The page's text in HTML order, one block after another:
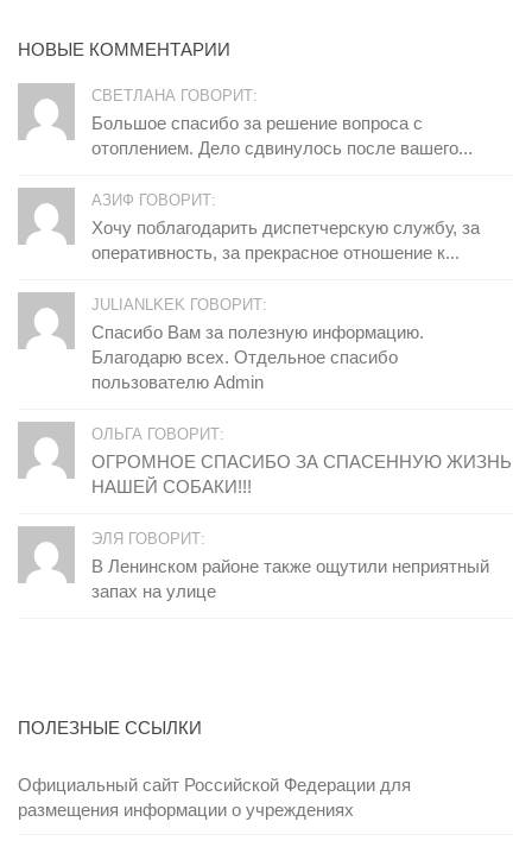
НОВЫЕ КОММЕНТАРИИ
СВЕТЛАНА ГОВОРИТ:
Большое спасибо за решение вопроса с
отоплением. Дело сдвинулось после вашего...
АЗИФ ГОВОРИТ:
Хочу поблагодарить диспетчерскую службу, за
оперативность, за прекрасное отношение к...
JULIANLKEK ГОВОРИТ:
Спасибо Вам за полезную информацию.
Благодарю всех. Отдельное спасибо
пользователю Admin
ОЛЬГА ГОВОРИТ:
ОГРОМНОЕ СПАСИБО ЗА СПАСЕННУЮ ЖИЗНЬ
НАШЕЙ СОБАКИ!!!
ЭЛЯ ГОВОРИТ:
В Ленинском районе также ощутили неприятный
запах на улице
ПОЛЕЗНЫЕ ССЫЛКИ
Официальный сайт Российской Федерации для
размещения информации о учреждениях